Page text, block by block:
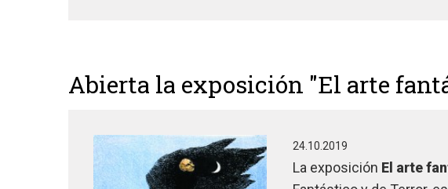
Abierta la exposición "El arte
24.10.2019
La exposición El arte